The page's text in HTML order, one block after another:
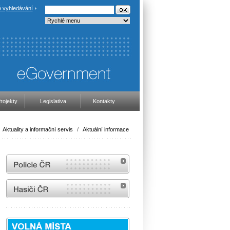
vyhledávání
Legislativa Kontakty
Aktuality a informační servis / Aktuální informace
internetové stránky Policie ČR
internetové stránky Hasiči ČR